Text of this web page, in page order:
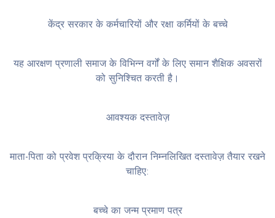
केंद्र सरकार के कर्मचारियों और रक्षा कर्मियों के बच्चे
यह आरक्षण प्रणाली समाज के विभिन्न वर्गों के लिए समान शैक्षिक अवसरों
को सुनिश्चित करती है।
आवश्यक दस्तावेज़
माता-पिता को प्रवेश प्रक्रिया के दौरान निम्नलिखित दस्तावेज़ तैयार रखने
चाहिए:
बच्चे का जन्म प्रमाण पत्र